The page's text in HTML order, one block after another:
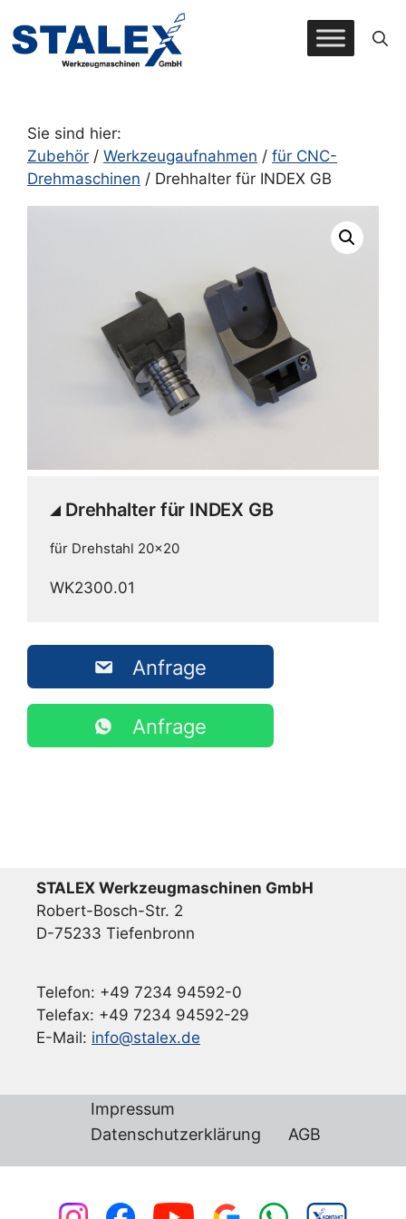
Inhalt
springen
Sie sind hier:
Zubehör / Werkzeugaufnahmen / für CNC-
Drehmaschinen / Drehhalter für INDEX GB
Drehhalter für INDEX GB
für Drehstahl 20x20
WK2300.01
Anfrage
Anfrage
STALEX Werkzeugmaschinen GmbH
Robert-Bosch-Str. 2
D-75233 Tiefenbronn
Telefon: +49 7234 94592-0
Telefax: +49 7234 94592-29
E-Mail: info@stalex.de
Impressum
Datenschutzerklärung
AGB